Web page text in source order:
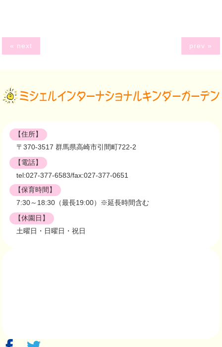
« next prev »
【住所】
〒370-3517 群馬県高崎市引間町722-2
【電話】
tel:027-377-6583/fax:027-377-0651
【保育時間】
7:30～18:30（最長19:00）※延長時間含む
【休園日】
土曜日・日曜日・祝日